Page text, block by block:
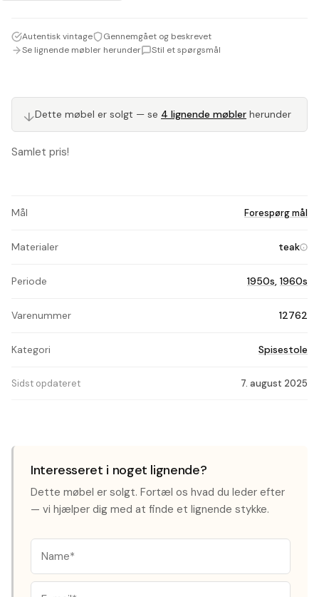
Samlet pris!
Mål Forespørg mål
Materialer teak
Periode 1950s, 1960s
Varenummer 12762
Kategori Spisestole
Sidst opdateret 7. august 2025
Autentisk vintage
Gennemgået og beskrevet
Se lignende møbler herunder
Stil et spørgsmål
↓Dette møbel er solgt — se 4 lignende møbler herunder
Interesseret i noget lignende?
Dette møbel er solgt. Fortæl os hvad du leder efter
— vi hjælper dig med at finde et lignende stykke.